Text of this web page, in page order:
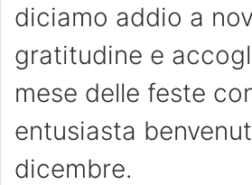
diciamo addio a
gratitudine e
mese delle feste
entusiasta
dicembre.